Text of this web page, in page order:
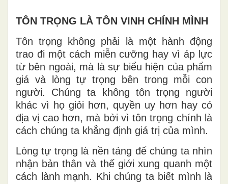
TÔN TRỌNG LÀ TÔN VINH CHÍNH MÌNH
Tôn trọng không phải là một hành động
trao đi một cách miễn cưỡng hay vì áp lực
từ bên ngoài, mà là sự biểu hiện của phẩm
giá và lòng tự trọng bên trong mỗi con
người. Chúng ta không tôn trọng người
khác vì họ giỏi hơn, quyền uy hơn hay có
địa vị cao hơn, mà bởi vì tôn trọng chính là
cách chúng ta khẳng định giá trị của mình.
Lòng tự trọng là nền tảng để chúng ta nhìn
nhận bản thân và thế giới xung quanh một
cách lành mạnh. Khi chúng ta biết mình là